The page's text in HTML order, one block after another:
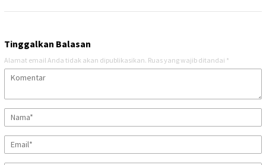
Tinggalkan Balasan
Alamat email Anda tidak akan dipublikasikan. Ruas yang wajib ditandai *